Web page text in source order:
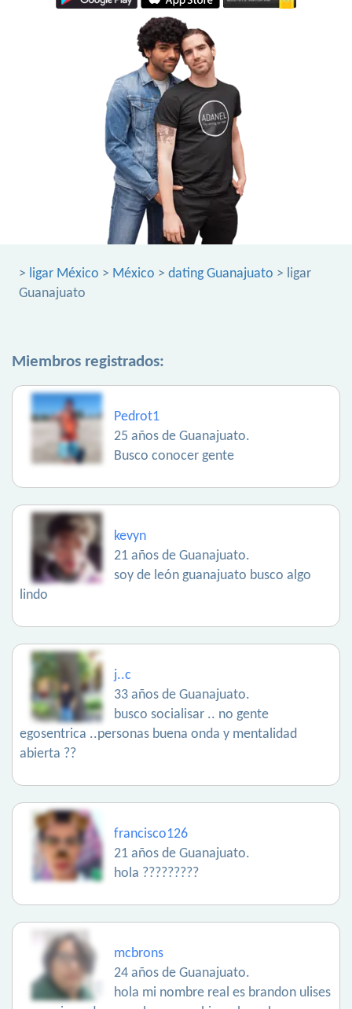
> ligar México > México > dating Guanajuato > ligar
Guanajuato
Miembros registrados:
Pedrot1
25 años de Guanajuato.
Busco conocer gente
kevyn
21 años de Guanajuato.
soy de león guanajuato busco algo
lindo
j..c
33 años de Guanajuato.
busco socialisar .. no gente
egosentrica ..personas buena onda y mentalidad
abierta ??
francisco126
21 años de Guanajuato.
hola ?????????
mcbrons
24 años de Guanajuato.
hola mi nombre real es brandon ulises